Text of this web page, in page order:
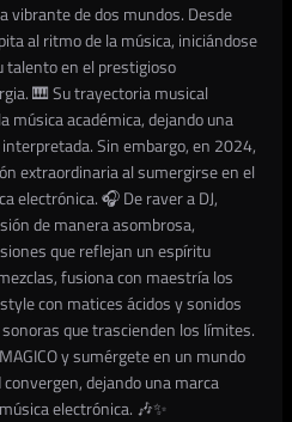
vibrante de dos mundos. Desde
al ritmo de la música, iniciándose
talento en el prestigioso
🎹 Su trayectoria musical
música académica, dejando una
Sin embargo, en 2024,
extraordinaria al sumergirse en el
electrónica. 🎧 De raver a DJ,
de manera asombrosa,
que reflejan un espíritu
fusiona con maestría los
con matices ácidos y sonidos
que trascienden los límites.
y sumérgete en un mundo
dejando una marca
electrónica. 🎶✨